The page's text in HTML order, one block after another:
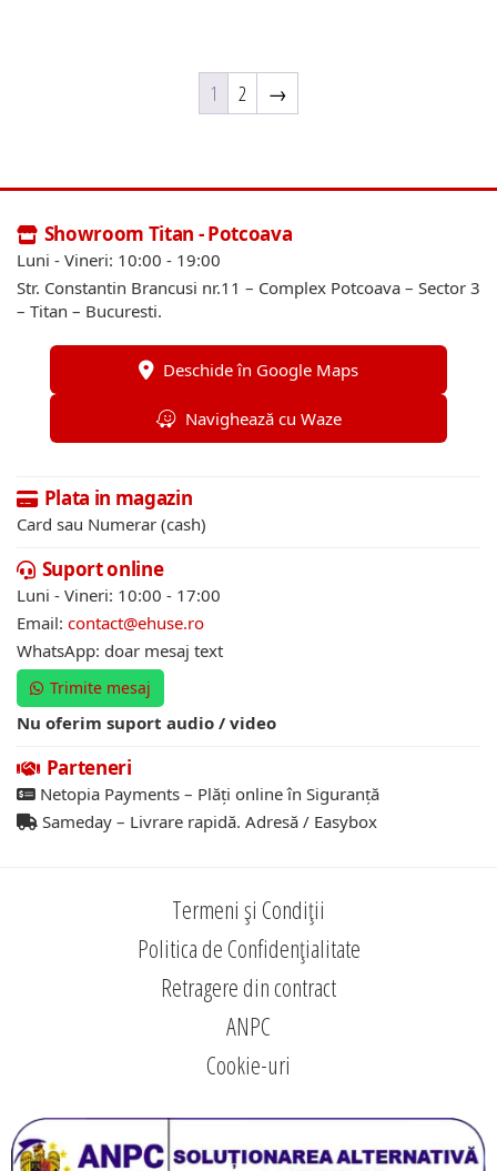
1 2 →
Showroom Titan - Potcoava
Luni - Vineri: 10:00 - 19:00
Str. Constantin Brancusi nr.11 – Complex Potcoava – Sector 3
– Titan – Bucuresti.
Deschide în Google Maps
Navighează cu Waze
Plata in magazin
Card sau Numerar (cash)
Suport online
Luni - Vineri: 10:00 - 17:00
Email: contact@ehuse.ro
WhatsApp: doar mesaj text
Trimite mesaj
Nu oferim suport audio / video
Parteneri
Netopia Payments – Plăți online în Siguranță
Sameday – Livrare rapidă. Adresă / Easybox
Termeni și Condiții
Politica de Confidențialitate
Retragere din contract
ANPC
Cookie-uri